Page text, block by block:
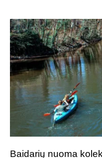
Baidarių nuoma